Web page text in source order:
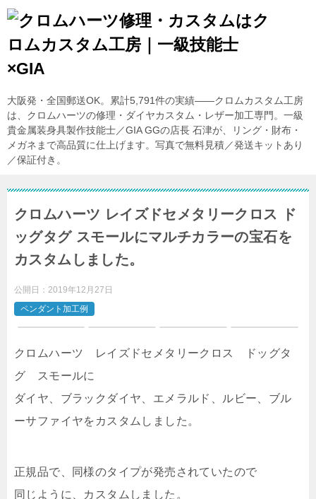
大阪発・全国郵送OK。累計5,791件の実績——クロムカスタム工房
は、クロムハーツの修理・ダイヤカスタム・レザー加工専門。一級
貴金属装身具製作技能士／GIA GGの店長 石津が、リング・財布・
メガネまで高品質に仕上げます。写真で無料見積／発送キットあり
／保証付き。
クロムハーツ レイズドセメタリークロス ド
ッグタグ スモールにマルチカラーの宝石を
カスタムしました。
公開日： 2019年12月27日
ペンダント加工例
クロムハーツ レイズドセメタリークロス ドッグタ
グ スモールに
ダイヤ、ブラックダイヤ、エメラルド、ルビー、ブル
ーサファイヤをカスタムしました。
正規品で、同様のタイプが発売されていたので
同じように、カスタムしました。